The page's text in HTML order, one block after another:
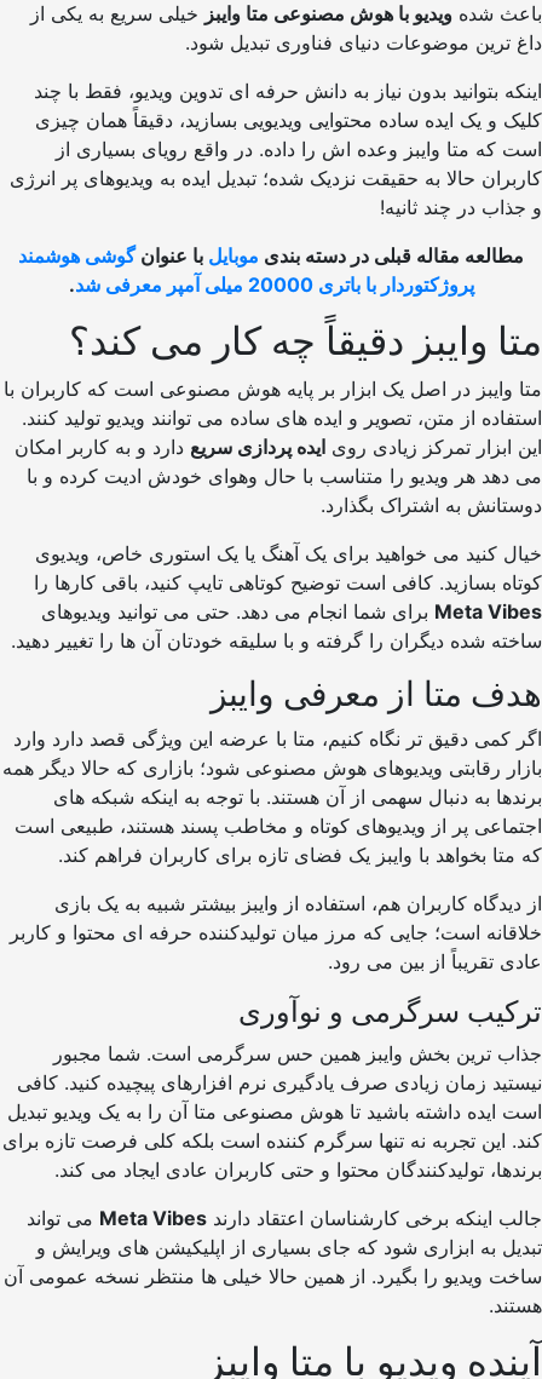
شدهویدیو با هوش مصنوعی متا وایبز خیلی سریع به یکی از
موضوعات دنیای فناوری تبدیل شود.
بتوانید بدون نیاز به دانش حرفه ای تدوین ویدیو، فقط با چند
و یک ایده ساده محتوایی ویدیویی بسازید، دقیقاً همان چیزی
متا وایبز وعده اش را داده. در واقع رویای بسیاری از
حالا به حقیقت نزدیک شده؛ تبدیل ایده به ویدیوهای پر انرژی
در چند ثانیه!
مقاله قبلی در دسته بندیموبایلبا عنوانگوشی هوشمند
پروژکتوردار با باتری 20000 میلی آمپر معرفی شد
.
وایبز دقیقاً چه کار می کند؟
در اصل یک ابزار بر پایه هوش مصنوعی است که کاربران با
از متن، تصویر و ایده های ساده می توانند ویدیو تولید کنند.
تمرکز زیادی روی ایده پردازی سریعدارد و به کاربر امکان
هر ویدیو را متناسب با حال وهوای خودش ادیت کرده و با
به اشتراک بگذارد.
کنید می خواهید برای یک آهنگ یا یک استوری خاص، ویدیوی
بسازید. کافی است توضیح کوتاهی تایپ کنید، باقی کارها را
Metaبرای شما انجام می دهد. حتی می توانید ویدیوهای
شده دیگران را گرفته و با سلیقه خودتان آن ها را تغییر دهید.
متا از معرفی وایبز
دقیق تر نگاه کنیم، متا با عرضه این ویژگی قصد دارد وارد
رقابتی ویدیوهای هوش مصنوعی شود؛ بازاری که حالا دیگر همه
به دنبال سهمی از آن هستند. با توجه به اینکه شبکه های
پر از ویدیوهای کوتاه و مخاطب پسند هستند، طبیعی است
بخواهد با وایبز یک فضای تازه برای کاربران فراهم کند.
کاربران هم، استفاده از وایبز بیشتر شبیه به یک بازی
است؛ جایی که مرز میان تولیدکننده حرفه ای محتوا و کاربر
تقریباً از بین می رود.
سرگرمی و نوآوری
ترین بخش وایبز همین حس سرگرمی است. شما مجبور
زمان زیادی صرف یادگیری نرم افزارهای پیچیده کنید. کافی
داشته باشید تا هوش مصنوعی متا آن را به یک ویدیو تبدیل
تجربه نه تنها سرگرم کننده است بلکه کلی فرصت تازه برای
تولیدکنندگان محتوا و حتی کاربران عادی ایجاد می کند.
اینکه برخی کارشناسان اعتقاد دارندMeta Vibesمی تواند
به ابزاری شود که جای بسیاری از اپلیکیشن های ویرایش و
ویدیو را بگیرد. از همین حالا خیلی ها منتظر نسخه عمومی آن
ویدیو با متا وایبز